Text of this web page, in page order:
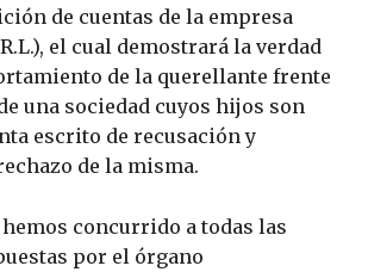
de cuentas de la empresa
el cual demostrará la verdad
de la querellante frente
una sociedad cuyos hijos son
escrito de recusación y
de la misma.
concurrido a todas las
por el órgano